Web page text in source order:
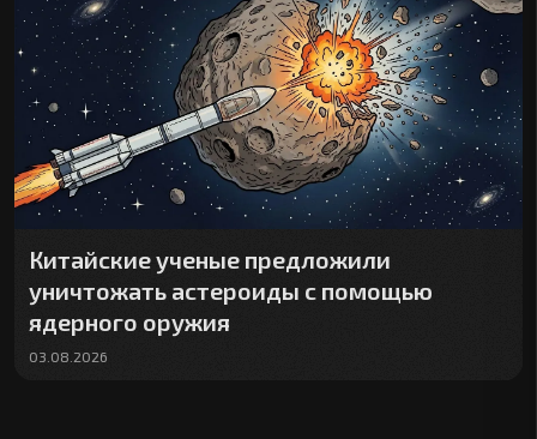
Китайские ученые предложили
уничтожать астероиды с помощью
ядерного оружия
03.08.2026